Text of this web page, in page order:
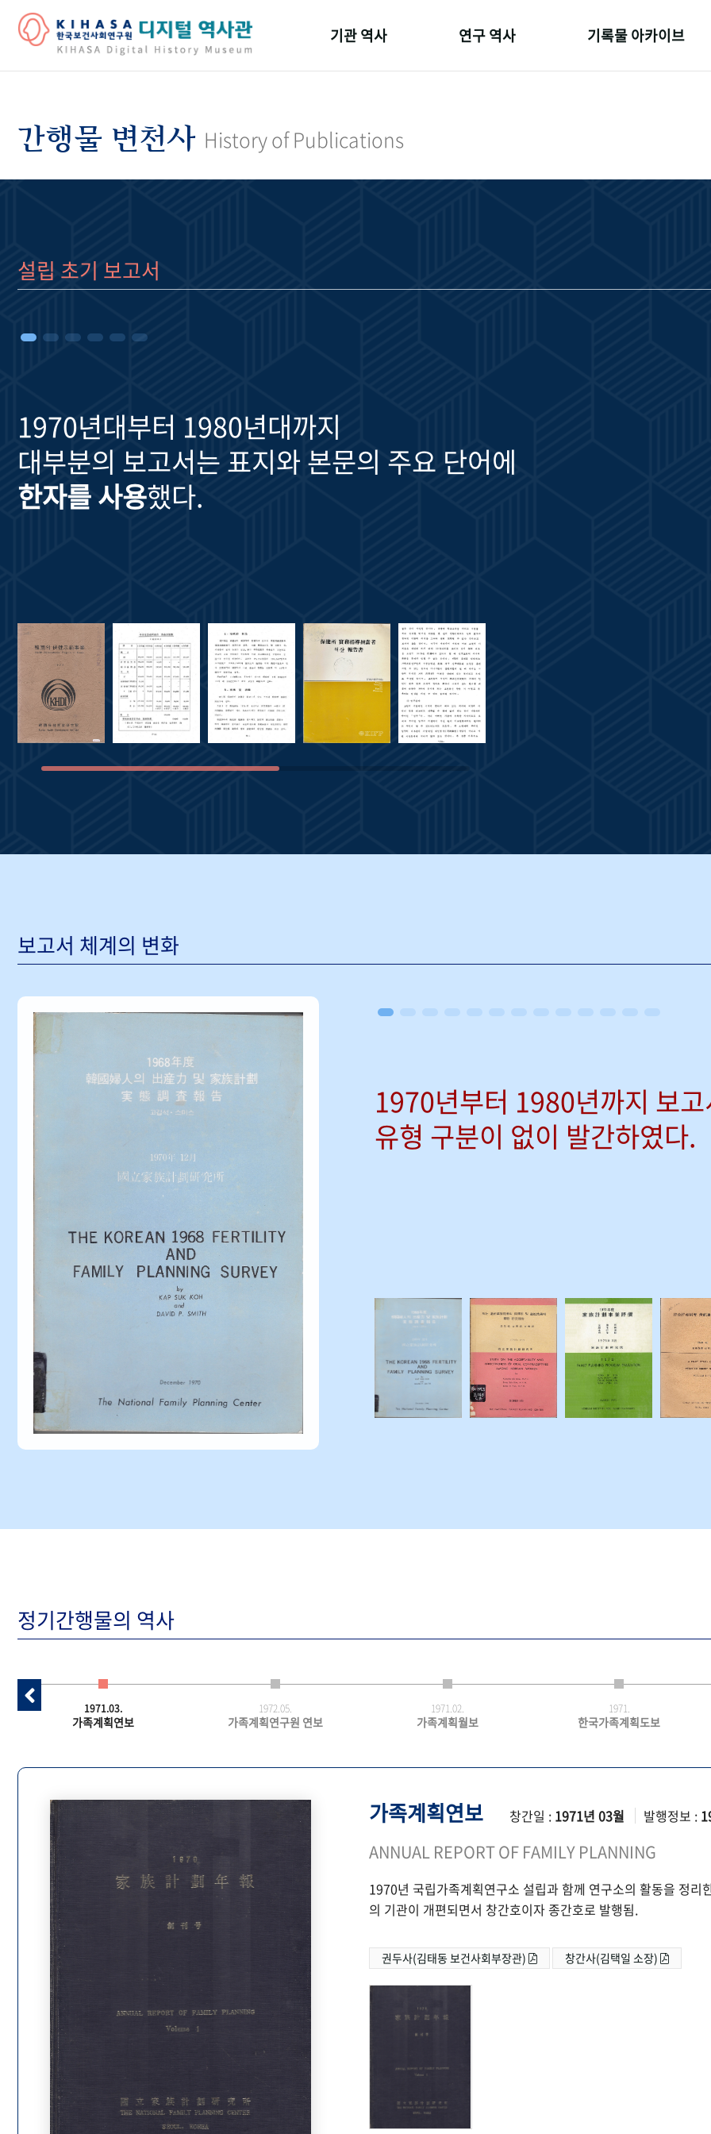
기관 역사
기관 변천사
연구 역사 기록물 아카이브
간행물 변천사 History of Publications
설립 초기 보고서
1970년대부터 1980년대까지
대부분의 보고서는 표지와 본문의 주요 단어에
한자를 사용했다.
보고서 체계의 변화
1970년부터 1980년까지 보
유형 구분이 없이 발간하였다.
정기간행물의 역사
1971.03.
가족계획연보
1972.05.
가족계획연구원 연보
1971.02.
가족계획월보
1971.
한국가족계획도보
가족계획연보 창간일 : 1971년 03월 발행정보 :
ANNUAL REPORT OF FAMILY PLANNING
1970년 국립가족계획연구소 설립과 함께 연구소의 활동을 정
의 기관이 개편되면서 창간호이자 종간호로 발행됨.
권두사(김태동 보건사회부장관) 창간사(김택일 소장)